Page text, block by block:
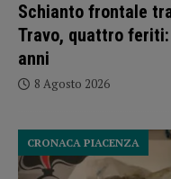
Schianto frontale
Travo, quattro
anni
8 Agosto 2026
CRONACA PIACENZA